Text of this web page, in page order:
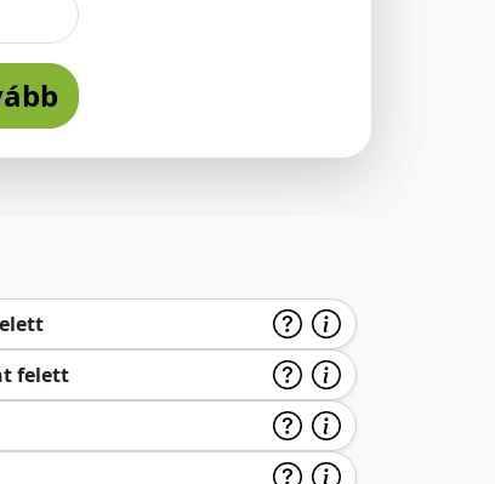
felett